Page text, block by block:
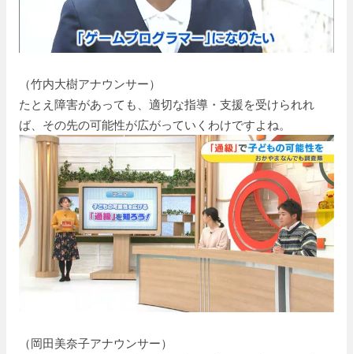
（竹内大樹アナウンサー）
たとえ障害があっても、適切な指導・支援を受けられれ
ば、その先の可能性が広がっていくわけですよね。
（岡田美奈子アナウンサー）